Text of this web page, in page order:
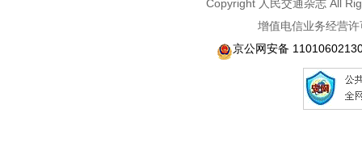
Copyright 人民交通杂志 All
增值电信业务经营
京公网安备